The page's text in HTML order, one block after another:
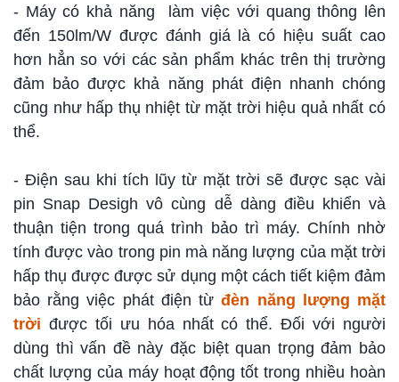
- Máy có khả năng làm việc với quang thông lên
đến 150lm/W được đánh giá là có hiệu suất cao
hơn hẳn so với các sản phẩm khác trên thị trường
đảm bảo được khả năng phát điện nhanh chóng
cũng như hấp thụ nhiệt từ mặt trời hiệu quả nhất có
thể.
- Điện sau khi tích lũy từ mặt trời sẽ được sạc vài
pin Snap Desigh vô cùng dễ dàng điều khiển và
thuận tiện trong quá trình bảo trì máy. Chính nhờ
tính được vào trong pin mà năng lượng của mặt trời
hấp thụ được được sử dụng một cách tiết kiệm đảm
bảo rằng việc phát điện từđèn năng lượng mặt
trời được tối ưu hóa nhất có thể. Đối với người
dùng thì vấn đề này đặc biệt quan trọng đảm bảo
chất lượng của máy hoạt động tốt trong nhiều hoàn